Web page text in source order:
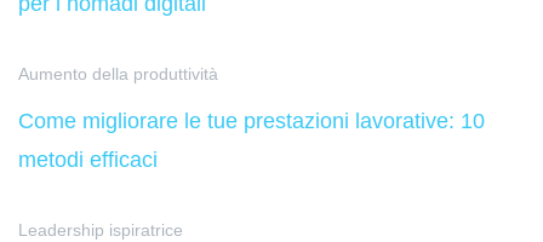
Aumento della produttività
Come migliorare le tue prestazioni lavorative: 10
metodi efficaci
Leadership ispiratrice